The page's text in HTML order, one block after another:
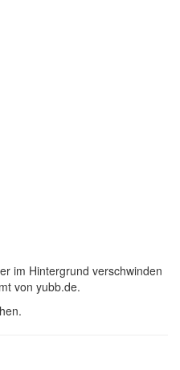
im Hintergrund verschwinden
von yubb.de.